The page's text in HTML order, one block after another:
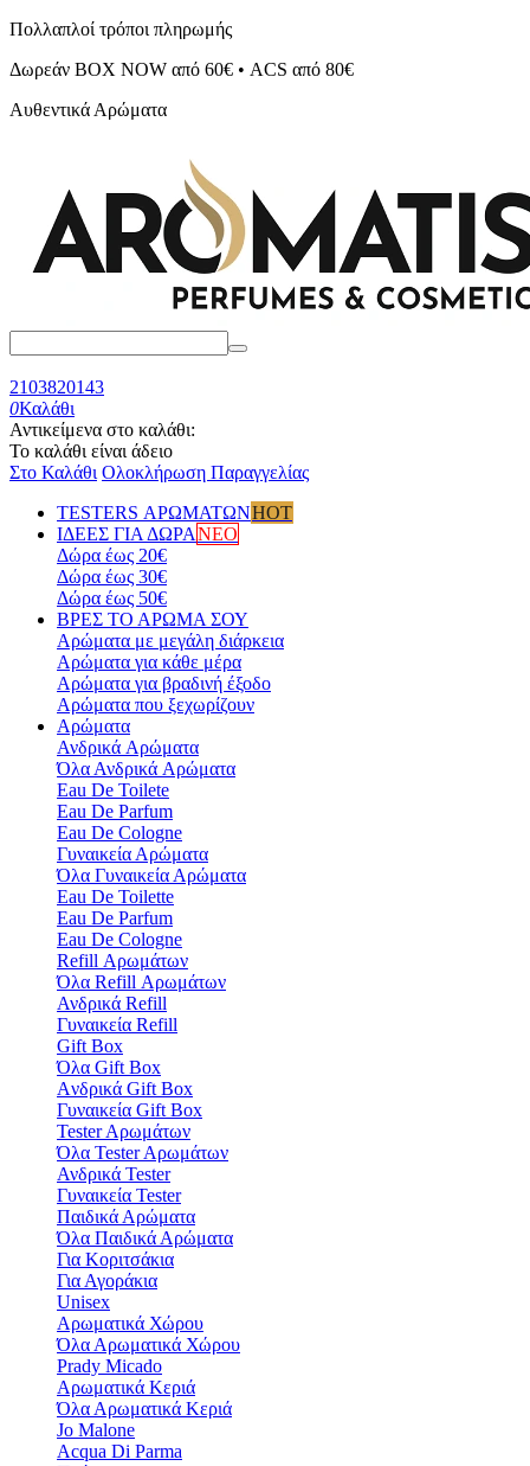
Πολλαπλοί τρόποι πληρωμής
Δωρεάν BOX NOW από 60€ • ACS από 80€
Αυθεντικά Αρώματα
2103820143
0Καλάθι
Αντικείμενα στο καλάθι:
Το καλάθι είναι άδειο
Στο Καλάθι Ολοκλήρωση Παραγγελίας
TESTERS ΑΡΩΜΑΤΩΝHOT
ΙΔΕΕΣ ΓΙΑ ΔΩΡΑΝΕΟ
Δώρα έως 20€
Δώρα έως 30€
Δώρα έως 50€
ΒΡΕΣ ΤΟ ΑΡΩΜΑ ΣΟΥ
Αρώματα με μεγάλη διάρκεια
Αρώματα για κάθε μέρα
Αρώματα για βραδινή έξοδο
Αρώματα που ξεχωρίζουν
Αρώματα
Ανδρικά Aρώματα
Όλα Ανδρικά Aρώματα
Eau De Toilete
Eau De Parfum
Eau De Cologne
Γυναικεία Αρώματα
Όλα Γυναικεία Αρώματα
Eau De Toilette
Eau De Parfum
Eau De Cologne
Refill Αρωμάτων
Όλα Refill Αρωμάτων
Ανδρικά Refill
Γυναικεία Refill
Gift Box
Όλα Gift Box
Aνδρικά Gift Box
Γυναικεία Gift Box
Tester Aρωμάτων
Όλα Tester Aρωμάτων
Ανδρικά Tester
Γυναικεία Tester
Παιδικά Αρώματα
Όλα Παιδικά Αρώματα
Για Κοριτσάκια
Για Αγοράκια
Unisex
Αρωματικά Χώρου​
Όλα Αρωματικά Χώρου​
Prady Micado
Αρωματικά Κεριά
Όλα Αρωματικά Κεριά
Jo Malone
Αcqua Di Parma